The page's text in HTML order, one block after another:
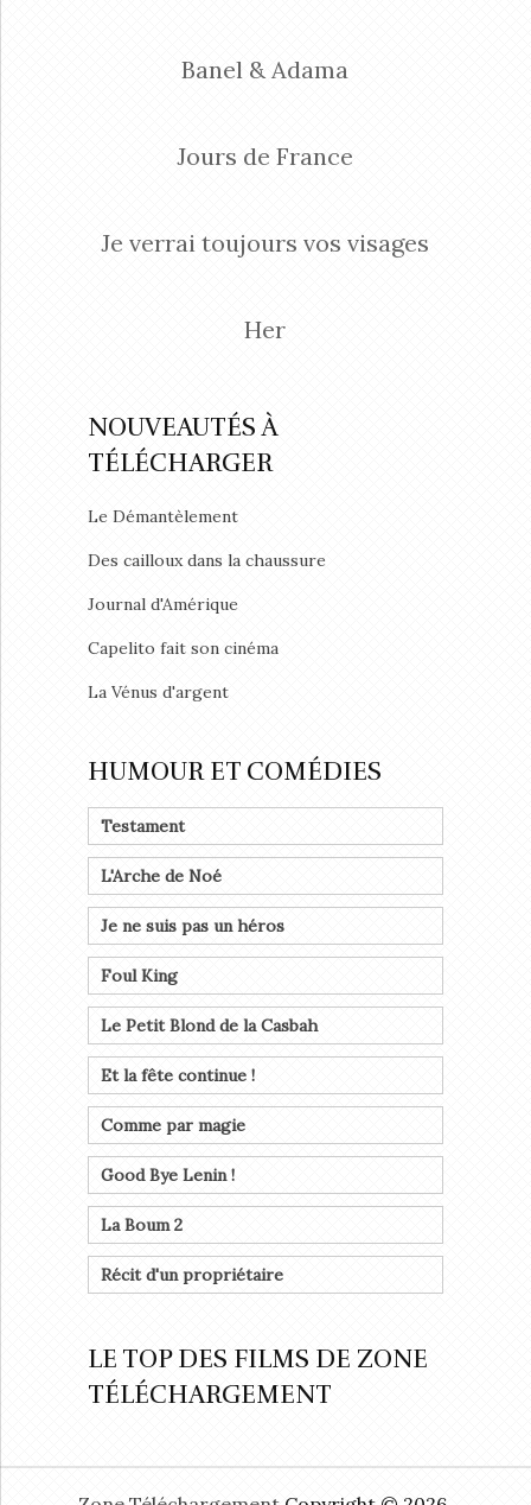
Banel & Adama
Jours de France
Je verrai toujours vos visages
Her
NOUVEAUTÉS À
TÉLÉCHARGER
Le Démantèlement
Des cailloux dans la chaussure
Journal d'Amérique
Capelito fait son cinéma
La Vénus d'argent
HUMOUR ET COMÉDIES
Testament
L'Arche de Noé
Je ne suis pas un héros
Foul King
Le Petit Blond de la Casbah
Et la fête continue !
Comme par magie
Good Bye Lenin !
La Boum 2
Récit d'un propriétaire
LE TOP DES FILMS DE ZONE
TÉLÉCHARGEMENT